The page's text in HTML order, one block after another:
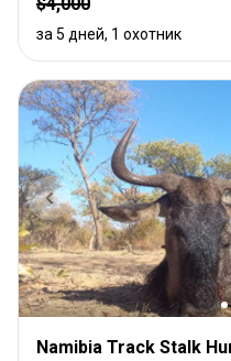
за 5 дней, 1 охотник
Namibia Track Stalk